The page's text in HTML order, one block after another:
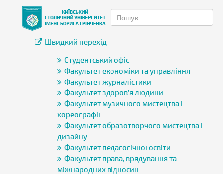
Швидкий перехід
Студентський офіс
Факультет економіки та управління
Факультет журналістики
Факультет здоров’я людини
Факультет музичного мистецтва і
хореографії
Факультет образотворчого мистецтва і
дизайну
Факультет педагогічної освіти
Факультет права, врядування та
міжнародних відносин